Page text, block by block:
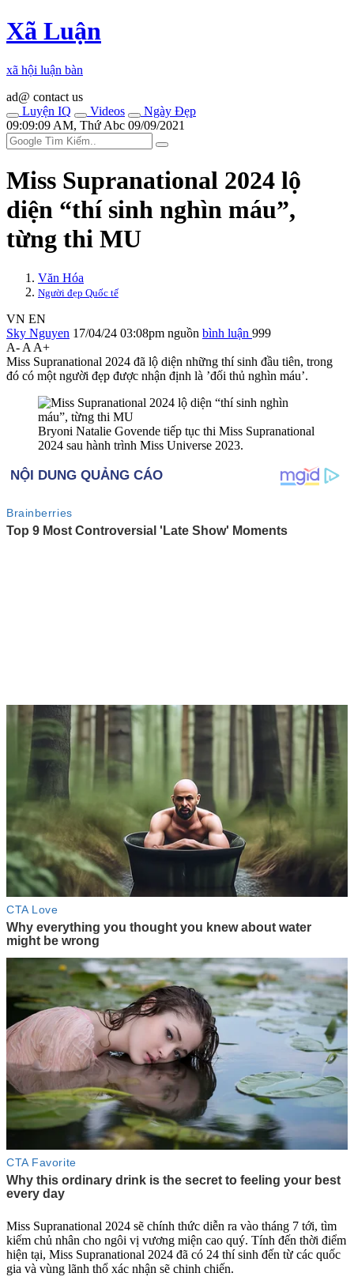
Xã Luận
xã hội luận bàn
ad@ contact us
Luyện IQ
Videos
Ngày Đẹp
09:09:09 AM, Thứ Abc 09/09/2021
Miss Supranational 2024 lộ
diện “thí sinh nghìn máu”,
từng thi MU
Văn Hóa
Người đẹp Quốc tế
VN EN
Sky Nguyen 17/04/24 03:08pm nguồn bình luận 999
A- A A+
Miss Supranational 2024 đã lộ diện những thí sinh đầu tiên, trong
đó có một người đẹp được nhận định là ’đối thủ nghìn máu’.
Bryon‌ּi Natalie Govende tiếp tục thi Miss Supranational
2024 sau hành trình Miss Universe 2023.
Miss Supranational 2024 sẽ chính thức diễn ra vào tháng 7 tới, tìm
kiếm chủ nhân cho ngôi vị vương miện cao quý. Tính đến thời điểm
hiện tại, Miss Supranational 2024 đã có 24 thí sinh đến từ các quốc
gia và vùng lãnh thổ xác nhận sẽ chinh chiến.